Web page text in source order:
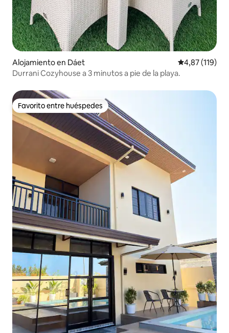
Alojamiento en Dáet Calificación
4,87 (119)
Durrani Cozyhouse a 3 minutos a pie de la playa.
Favorito entre huéspedes
Favorito entre huéspedes